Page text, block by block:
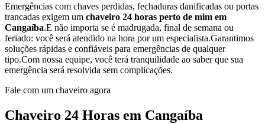
Emergências com chaves perdidas, fechaduras danificadas ou portas
trancadas exigem um chaveiro 24 horas perto de mim em
Cangaíba.E não importa se é madrugada, final de semana ou
feriado: você será atendido na hora por um especialista.Garantimos
soluções rápidas e confiáveis para emergências de qualquer
tipo.Com nossa equipe, você terá tranquilidade ao saber que sua
emergência será resolvida sem complicações.
Fale com um chaveiro agora
Chaveiro 24 Horas em Cangaíba